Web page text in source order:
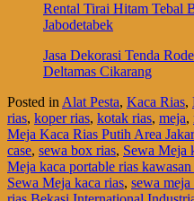
Rental Tirai Hitam Tebal
Jabodetabek
Jasa Dekorasi Tenda
Deltamas Cikarang
Posted in Alat Pesta, Kaca Rias,
rias, koper rias, kotak rias, meja,
Meja Kaca Rias Putih Area
case, sewa box rias, Sewa Meja
Meja kaca portable rias
Sewa Meja kaca rias, sewa